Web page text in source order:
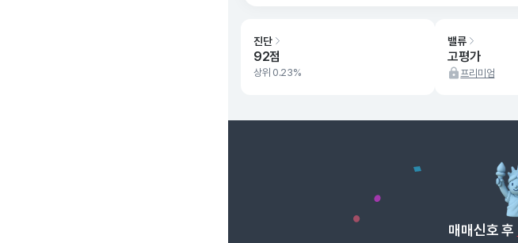
진단
92점
상위 0.23%
밸류
고평가
프리미엄
매매신호 후